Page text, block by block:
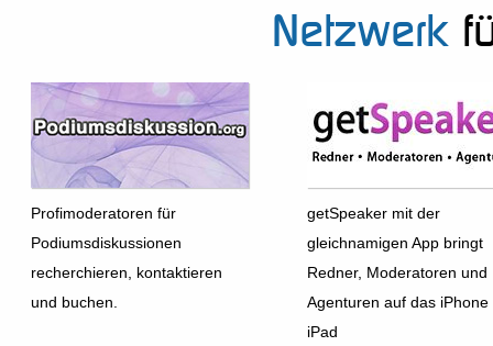
Netzwerk
Profimoderatoren für
Podiumsdiskussionen
recherchieren, kontaktieren
und buchen.
getSpeaker mit der
gleichnamigen App bringt
Redner, Moderatoren und
Agenturen auf das iPhone
iPad